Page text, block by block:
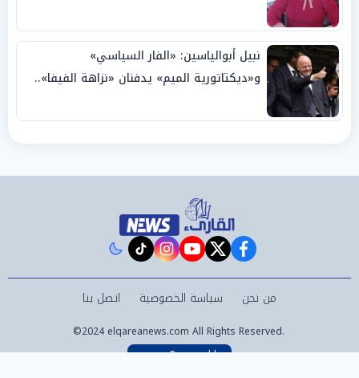
نبيل أبوالياسين: «الفار السياسي»
و«ديكتاتورية الميم» يدفنان «نزاهة الفيفا»..
facebook
twitter
youtube
instagram
tiktok
من نحن سياسة الخصوصية اتصل بنا
©2024 elqareanews.com All Rights Reserved.
Powered by